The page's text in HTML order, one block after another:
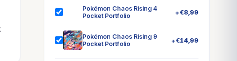
Pokémon Chaos Rising 4
Pocket Portfolio
+€8,99
Pokémon Chaos Rising 9
Pocket Portfolio
+€14,99